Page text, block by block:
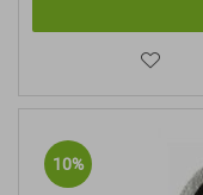
10%